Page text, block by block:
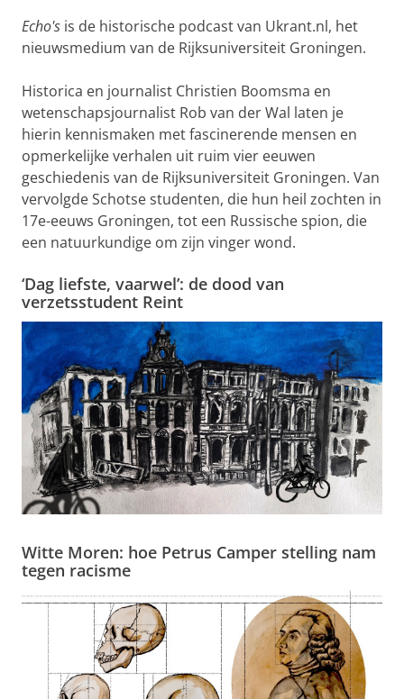
Echo's is de historische podcast van Ukrant.nl, het
nieuwsmedium van de Rijksuniversiteit Groningen.
Historica en journalist Christien Boomsma en
wetenschapsjournalist Rob van der Wal laten je
hierin kennismaken met fascinerende mensen en
opmerkelijke verhalen uit ruim vier eeuwen
geschiedenis van de Rijksuniversiteit Groningen. Van
vervolgde Schotse studenten, die hun heil zochten in
17e-eeuws Groningen, tot een Russische spion, die
een natuurkundige om zijn vinger wond.
‘Dag liefste, vaarwel’: de dood van
verzetsstudent Reint
Witte Moren: hoe Petrus Camper stelling nam
tegen racisme